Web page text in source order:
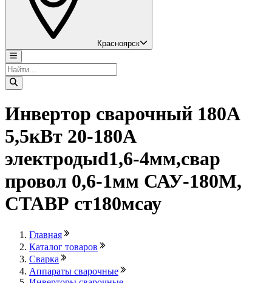
Красноярск
Инвертор сварочный 180А
5,5кВт 20-180А
электродыd1,6-4мм,свар
провол 0,6-1мм САУ-180М,
СТАВР ст180мсау
Главная
Каталог товаров
Сварка
Аппараты сварочные